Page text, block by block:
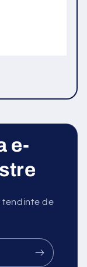
e-
tendinte de